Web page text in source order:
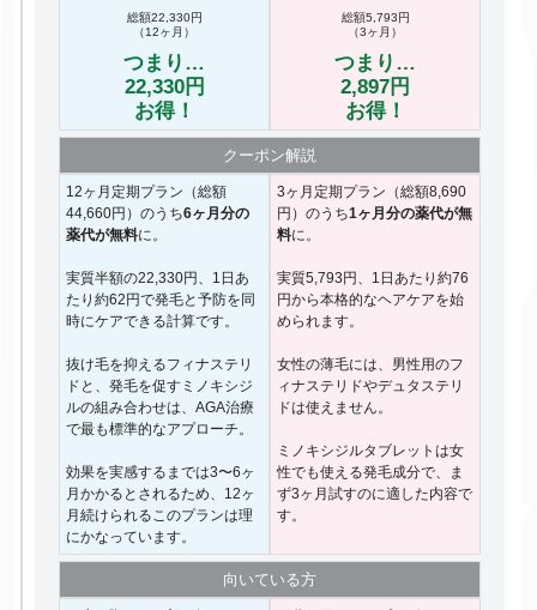
総額22,330円
（12ヶ月）
つまり…
22,330円
お得！
総額5,793円
（3ヶ月）
つまり…
2,897円
お得！
クーポン解説
12ヶ月定期プラン（総額
44,660円）のうち6ヶ月分の
薬代が無料に。
実質半額の22,330円、1日あ
たり約62円で発毛と予防を同
時にケアできる計算です。
抜け毛を抑えるフィナステリ
ドと、発毛を促すミノキシジ
ルの組み合わせは、AGA治療
で最も標準的なアプローチ。
効果を実感するまでは3〜6ヶ
月かかるとされるため、12ヶ
月続けられるこのプランは理
にかなっています。
3ヶ月定期プラン（総額8,690
円）のうち1ヶ月分の薬代が無
料に。
実質5,793円、1日あたり約76
円から本格的なヘアケアを始
められます。
女性の薄毛には、男性用のフ
ィナステリドやデュタステリ
ドは使えません。
ミノキシジルタブレットは女
性でも使える発毛成分で、ま
ず3ヶ月試すのに適した内容で
す。
向いている方